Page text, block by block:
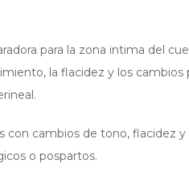
para la zona intima del
la flacidez y los
con cambios de tono, flacidez y
o pospartos.